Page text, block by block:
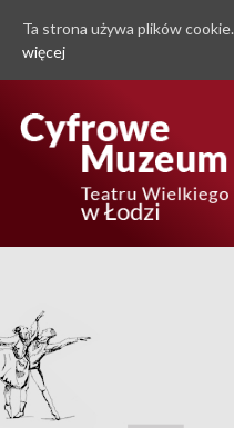
Ta strona używa plików cookie.
więcej